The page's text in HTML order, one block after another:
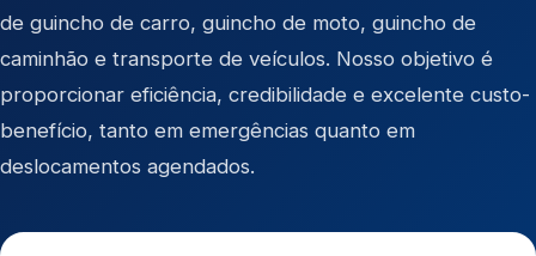
de guincho de carro, guincho de moto, guincho de
caminhão e transporte de veículos. Nosso objetivo é
proporcionar eficiência, credibilidade e excelente custo-
benefício, tanto em emergências quanto em
deslocamentos agendados.